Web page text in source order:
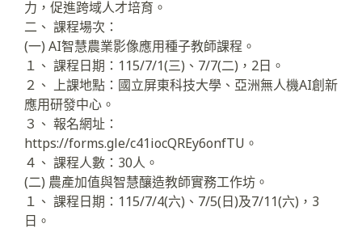
力，促進跨域人才培育。
二、 課程場次：
(一) AI智慧農業影像應用種子教師課程。
１、 課程日期：115/7/1(三)、7/7(二)，2日。
２、 上課地點：國立屏東科技大學、亞洲無人機AI創新
應用研發中心。
３、 報名網址：
https://forms.gle/c41iocQREy6onfTU。
４、 課程人數：30人。
(二) 農產加值與智慧釀造教師實務工作坊。
１、 課程日期：115/7/4(六)、7/5(日)及7/11(六)，3
日。